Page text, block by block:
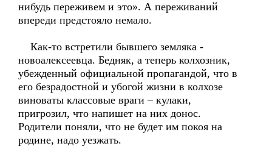
нибудь переживем и это». А переживаний
впереди предстояло немало.
Как-то встретили бывшего земляка -
новоалексеевца. Бедняк, а теперь колхозник,
убежденный официальной пропагандой, что в
его безрадостной и убогой жизни в колхозе
виноваты классовые враги – кулаки,
пригрозил, что напишет на них донос.
Родители поняли, что не будет им покоя на
родине, надо уезжать.